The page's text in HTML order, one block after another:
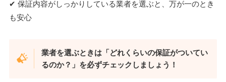
✔︎ 保証内容がしっかりしている業者を選ぶと、万が一のとき
も安心
業者を選ぶときは「どれくらいの保証がついてい
るのか？」を必ずチェックしましょう！